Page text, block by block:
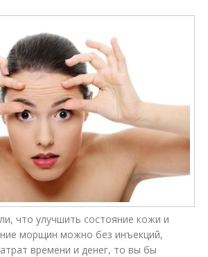
что улучшить состояние кожи и
морщин можно без инъекций,
времени и денег, то вы бы